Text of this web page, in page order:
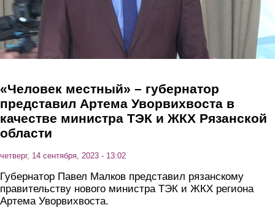
«Человек местный» – губернатор
представил Артема Уворвихвоста в
качестве министра ТЭК и ЖКХ Рязанской
области
четверг, 14 сентября, 2023 - 13:02
Губернатор Павел Малков представил рязанскому
правительству нового министра ТЭК и ЖКХ региона
Артема Уворвихвоста.